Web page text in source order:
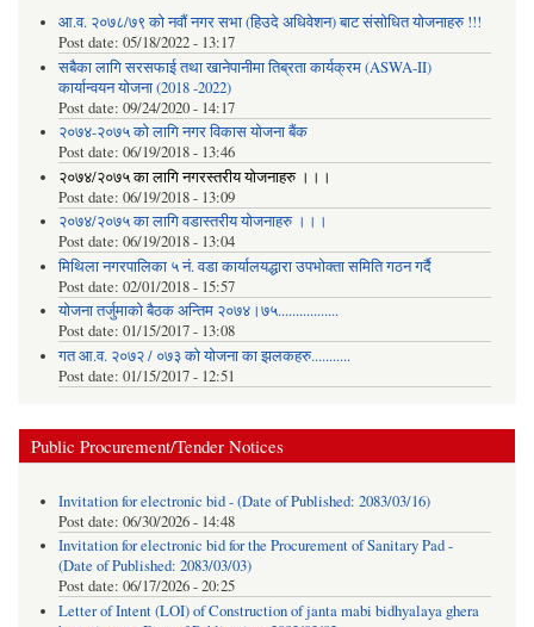
आ.व. २०७८/७९ को नवौं नगर सभा (हिउदे अधिवेशन) बाट संसोधित योजनाहरु !!!
Post date: 05/18/2022 - 13:17
सबैका लागि सरसफाई तथा खानेपानीमा तिब्रता कार्यक्रम (ASWA-II)
कार्यान्वयन योजना (2018 -2022)
Post date: 09/24/2020 - 14:17
२०७४-२०७५ को लागि नगर विकास योजना बैंक
Post date: 06/19/2018 - 13:46
२०७४/२०७५ का लागि नगरस्तरीय योजनाहरु ।।।
Post date: 06/19/2018 - 13:09
२०७४/२०७५ का लागि वडास्तरीय योजनाहरु ।।।
Post date: 06/19/2018 - 13:04
मिथिला नगरपालिका ५ नं. वडा कार्यालयद्धारा उपभोक्ता समिति गठन गर्दै
Post date: 02/01/2018 - 15:57
याेजना तर्जुमाकाे बैठक अन्तिम २०७४।७५.................
Post date: 01/15/2017 - 13:08
गत आ.व. २०७२ / ०७३ को योजना का झलकहरु...........
Post date: 01/15/2017 - 12:51
Public Procurement/Tender Notices
Invitation for electronic bid - (Date of Published: 2083/03/16)
Post date: 06/30/2026 - 14:48
Invitation for electronic bid for the Procurement of Sanitary Pad -
(Date of Published: 2083/03/03)
Post date: 06/17/2026 - 20:25
Letter of Intent (LOI) of Construction of janta mabi bidhyalaya ghera